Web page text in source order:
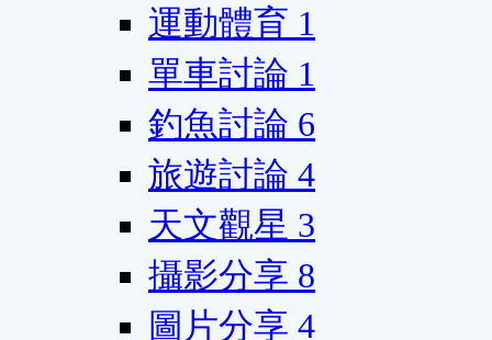
運動體育 1
單車討論 1
釣魚討論 6
旅遊討論 4
天文觀星 3
攝影分享 8
圖片分享 4